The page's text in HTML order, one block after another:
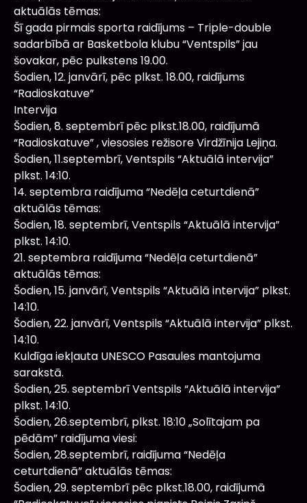
aktuālās tēmas:
Šī gada pirmais sporta raidījums – Triple-double
sadarbībā ar Basketbola klubu “Ventspils” jau
šovakar, pēc pulkstens 19.00.
Šodien, 12. janvārī, pēc plkst. 18.00, raidījums
“Radioskatuve”
Intervija
Šodien, 8. septembrī pēc plkst.18.00, raidījumā
“Radioskatuve” , viesosies režisore Virdžīnija Lejiņa.
Šodien, 11.septembrī, Ventspils “Aktuālā intervija”
plkst. 14:10.
14. septembra raidījuma “Nedēļa ceturtdienā”
aktuālās tēmas:
Šodien, 18. septembrī, Ventspils “Aktuālā intervija”
plkst. 14:10.
21. septembra raidījuma “Nedēļa ceturtdienā”
aktuālās tēmas:
Šodien, 15. janvārī, Ventspils “Aktuālā intervija” plkst.
14:10.
Šodien, 22. janvārī, Ventspils “Aktuālā intervija” plkst.
14:10.
Kuldīga iekļauta UNESCO Pasaules mantojuma
sarakstā.
Šodien, 25. septembrī Ventspils “Aktuālā intervija”
plkst. 14:10.
Šodien, 26.septembrī, plkst. 18:10 „Solītajam pa
pēdām” raidījuma viesi:
Šodien, 28.septembrī, raidījuma “Nedēļa
ceturtdienā” aktuālās tēmas:
Šodien, 29. septembrī pēc plkst.18.00, raidījumā